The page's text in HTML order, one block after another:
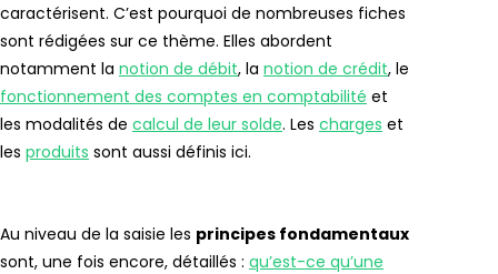
caractérisent. C’est pourquoi de nombreuses fiches
sont rédigées sur ce thème. Elles abordent
notamment la notion de débit, la notion de crédit, le
fonctionnement des comptes en comptabilité et
les modalités de calcul de leur solde. Les charges et
les produits sont aussi définis ici.
Au niveau de la saisie les principes fondamentaux
sont, une fois encore, détaillés : qu’est-ce qu’une